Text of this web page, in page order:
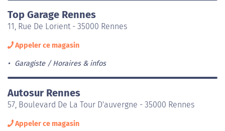
Top Garage Rennes
11, Rue De Lorient - 35000 Rennes
Appeler ce magasin
Garagiste Horaires & infos
Autosur Rennes
57, Boulevard De La Tour D'auvergne - 35000 Rennes
Appeler ce magasin